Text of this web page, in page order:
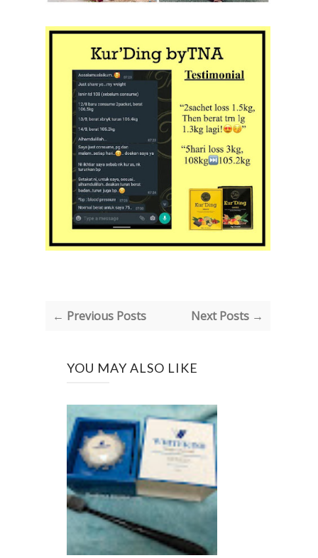
← Previous Posts Next Posts →
YOU MAY ALSO LIKE